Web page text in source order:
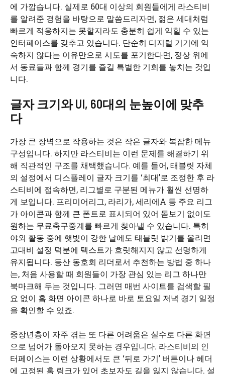
에 가깝습니다. 실제로 60대 이상의 회원들에게 라스티비
를 알려준 경험을 바탕으로 말씀드리자면, 젊은 세대처럼
빠르게 적응하지는 못할지라도 충분히 쉽게 익힐 수 있는
인터페이스를 갖추고 있습니다. 단순히 디지털 기기에 익
숙하지 않다는 이유만으로 시도를 포기한다면, 정상 위에
서 동료들과 함께 경기를 즐길 특별한 기회를 놓치는 것입
니다.
글자 크기와 UI, 60대의 눈높이에 맞추
다
가장 큰 장벽으로 작용하는 것은 작은 글자와 복잡한 메뉴
구성입니다. 하지만 라스티비는 이런 문제를 해결하기 위
해 직관적인 구조를 채택했습니다. 예를 들어, 태블릿 자체
의 설정에서 디스플레이 글자 크기를 ‘최대’로 조정한 후 라
스티비에 접속하면, 리그별로 구분된 메뉴가 훨씬 선명하
게 보입니다. 프리미어리그, 라리가, 세리에A 등 주요 리그
가 아이콘과 함께 큰 폰트로 표시되어 있어 돋보기 없이도
원하는 무료축구중계를 빠르게 찾아낼 수 있습니다. 특히
야외 활동 중에 햇빛이 강한 날에도 태블릿 밝기를 올리면
고대비 설정 덕분에 텍스트가 흐릿해지지 않고 선명하게
유지됩니다. 등산 동호회 리더로서 추천하는 방법 중 하나
는, 처음 사용할 때 회원들이 가장 관심 있는 리그 하나만
북마크해 두는 것입니다. 그러면 매번 사이트를 검색할 필
요 없이 홈 화면 아이콘 하나로 바로 토요일 저녁 경기 일정
을 확인할 수 있죠.
중장년층이 자주 겪는 또 다른 어려움은 실수로 다른 화면
으로 넘어가 돌아오지 못하는 경우입니다. 라스티비의 인
터페이스는 이런 상황에서도 큰 ‘뒤로 가기’ 버튼이나 헤더
에 고정된 홈 링크가 있어 초보자도 길을 잃지 않습니다. 설